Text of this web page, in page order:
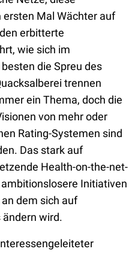
Mal Wächter auf
erbitterte
wie sich im
die Spreu des
trennen
ein Thema, doch die
von mehr oder
Rating-Systemen sind
Das stark auf
Health-on-the-net-
Initiativen
dem sich auf
wird.